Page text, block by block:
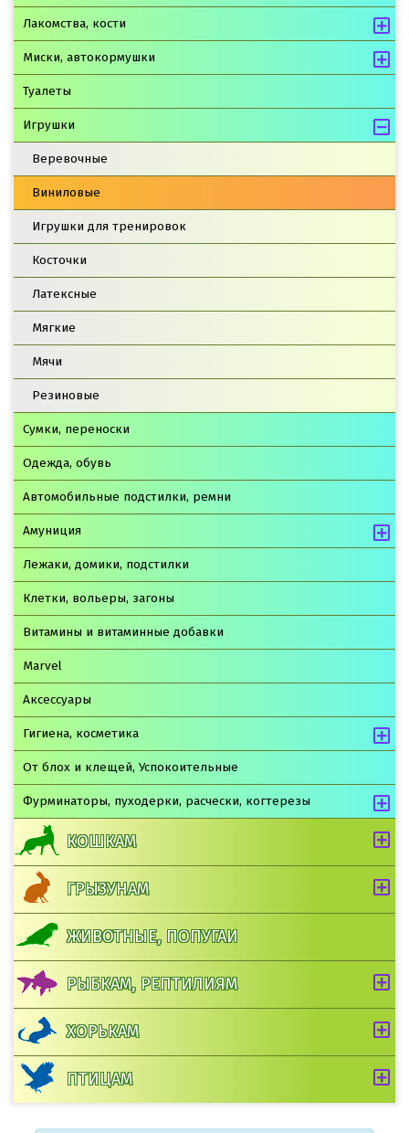
Лакомства, кости
Миски, автокормушки
Туалеты
Игрушки
Веревочные
Виниловые
Игрушки для тренировок
Косточки
Латексные
Мягкие
Мячи
Резиновые
Сумки, переноски
Одежда, обувь
Автомобильные подстилки, ремни
Амуниция
Лежаки, домики, подстилки
Клетки, вольеры, загоны
Витамины и витаминные добавки
Marvel
Аксессуары
Гигиена, косметика
От блох и клещей, Успокоительные
Фурминаторы, пуходерки, расчески, когтерезы
КОШКАМ
ГРЫЗУНАМ
ЖИВОТНЫЕ, ПОПУГАИ
РЫБКАМ, РЕПТИЛИЯМ
ХОРЬКАМ
ПТИЦАМ